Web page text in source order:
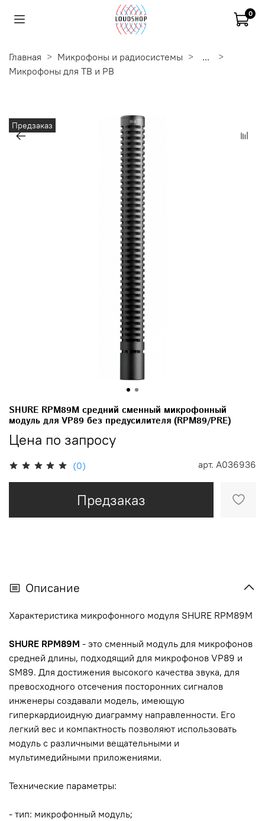
0
Главная Микрофоны и радиосистемы
...
Микрофоны для ТВ и РВ
Предзаказ
(0) арт. A036936
SHURE RPM89M средний сменный микрофонный
модуль для VP89 без предусилителя (RPM89/PRE)
Цена по запросу
Предзаказ
Описание
Характеристика микрофонного модуля SHURE RPM89M
SHURE RPM89M - это сменный модуль для микрофонов
средней длины, подходящий для микрофонов VP89 и
SM89. Для достижения высокого качества звука, для
превосходного отсечения посторонних сигналов
инженеры создавали модель, имеющую
гиперкардиоидную диаграмму направленности. Его
легкий вес и компактность позволяют использовать
модуль с различными вещательными и
мультимедийными приложениями.
Технические параметры:
- тип: микрофонный модуль;